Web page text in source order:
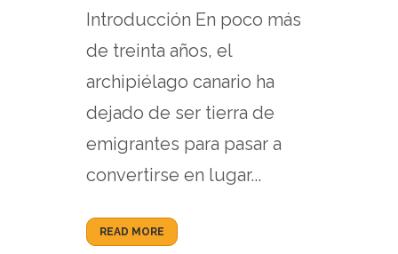
Introducción En poco más
de treinta años, el
archipiélago canario ha
dejado de ser tierra de
emigrantes para pasar a
convertirse en lugar...
READ MORE